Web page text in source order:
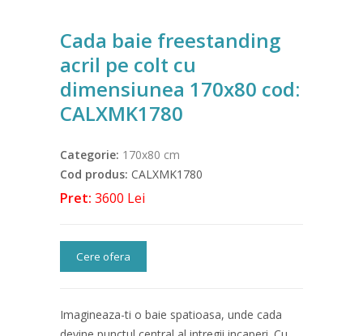
Cada baie freestanding
acril pe colt cu
dimensiunea 170x80 cod:
CALXMK1780
Categorie: 170x80 cm
Cod produs: CALXMK1780
Pret: 3600 Lei
Cere ofera
Imagineaza-ti o baie spatioasa, unde cada